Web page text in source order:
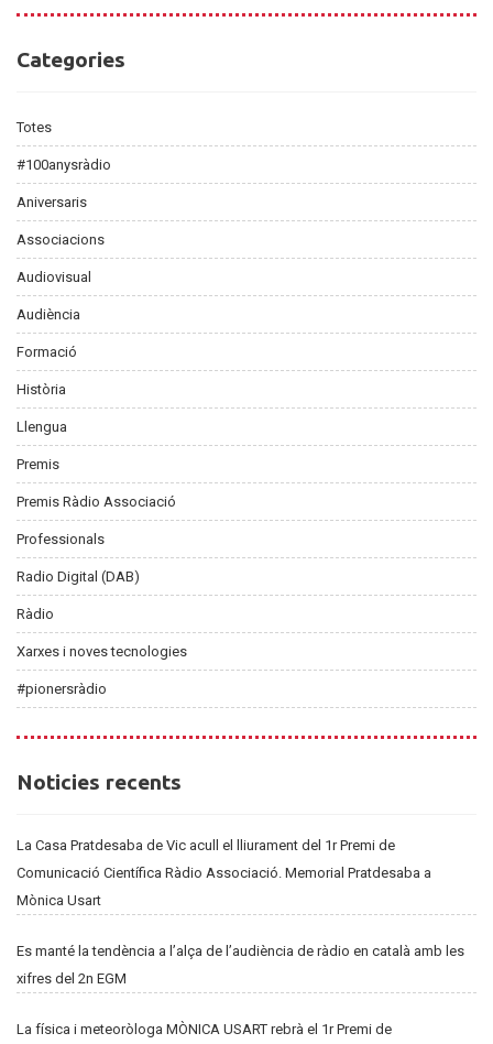
Categories
Categories
Totes
#100anysràdio
Aniversaris
Associacions
Audiovisual
Audiència
Formació
Història
Llengua
Premis
Premis Ràdio Associació
Professionals
Radio Digital (DAB)
Ràdio
Xarxes i noves tecnologies
#pionersràdio
Noticies
Noticies recents
La Casa Pratdesaba de Vic acull el lliurament del 1r Premi de
Comunicació Científica Ràdio Associació. Memorial Pratdesaba a
Mònica Usart
Es manté la tendència a l’alça de l’audiència de ràdio en català amb les
xifres del 2n EGM
La física i meteoròloga MÒNICA USART rebrà el 1r Premi de